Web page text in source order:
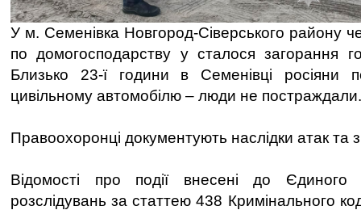
У м. Семенівка Новгород-Сіверського району
по домогосподарству у сталося загорання
Близько 23-ї години в Семенівці росіяни
цивільному автомобілю – люди не постраждали.
Правоохоронці документують наслідки атак та
Відомості про події внесені до Єдиного
розслідувань за статтею 438 Кримінального